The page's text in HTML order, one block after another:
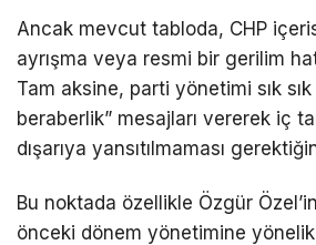
Ancak mevcut tabloda, CHP
ayrışma veya resmi bir gerilim
Tam aksine, parti yönetimi sık
beraberlik” mesajları vererek iç
dışarıya yansıtılmaması
Bu noktada özellikle Özgür
önceki dönem yönetimine